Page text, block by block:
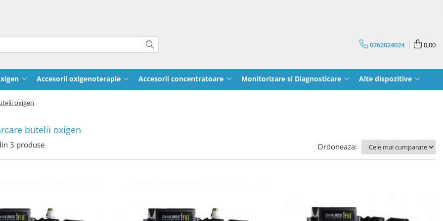
0762024024 0,00
Accesorii oxigenoterapie Accesorii concentratoare Monitorizare si Diagnosticare Alte dispozitive
oxigen
butelii oxigen
3 produse Ordoneaza: